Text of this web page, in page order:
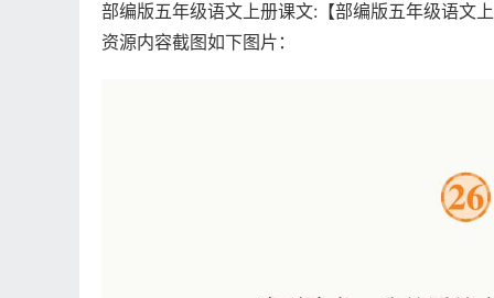
部编版五年级语文上册课文:【部编版五年级语文
资源内容截图如下图片：